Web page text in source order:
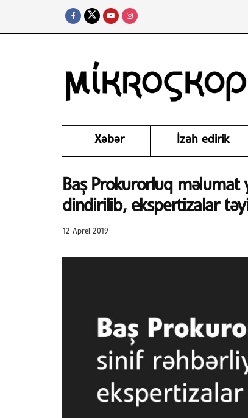
Xəbər İzah edirik
Baş Prokurorluq məlumat
dindirilib, ekspertizalar
12 Aprel 2019